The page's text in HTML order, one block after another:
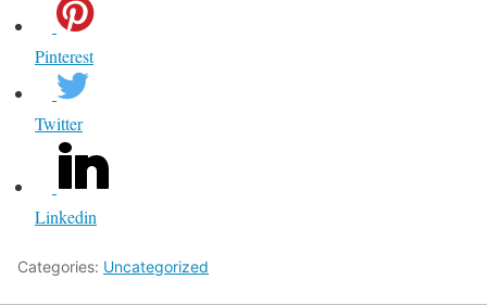
Pinterest
Twitter
Linkedin
Categories: Uncategorized